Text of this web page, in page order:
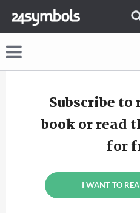
Subscribe
book or read
for
I WANT TO